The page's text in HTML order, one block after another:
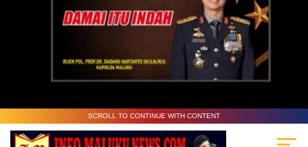
SCROLL TO CONTINUE WITH CONTENT